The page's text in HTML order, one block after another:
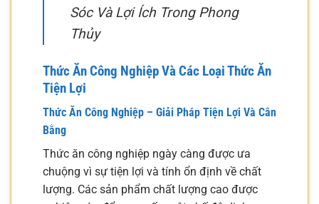
Sóc Và Lợi Ích Trong Phong
Thủy
Thức Ăn Công Nghiệp Và Các Loại Thức Ăn
Tiện Lợi
Thức Ăn Công Nghiệp – Giải Pháp Tiện Lợi Và Cân
Bằng
Thức ăn công nghiệp ngày càng được ưa
chuộng vì sự tiện lợi và tính ổn định về chất
lượng. Các sản phẩm chất lượng cao được